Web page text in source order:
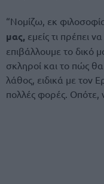
“Νομίζω, εκ
μας, εμείς τι πρέπει
επιβάλλουμε το δικό
σκληροί και το πώς
λάθος, ειδικά με τον
πολλές φορές. Οπότε,